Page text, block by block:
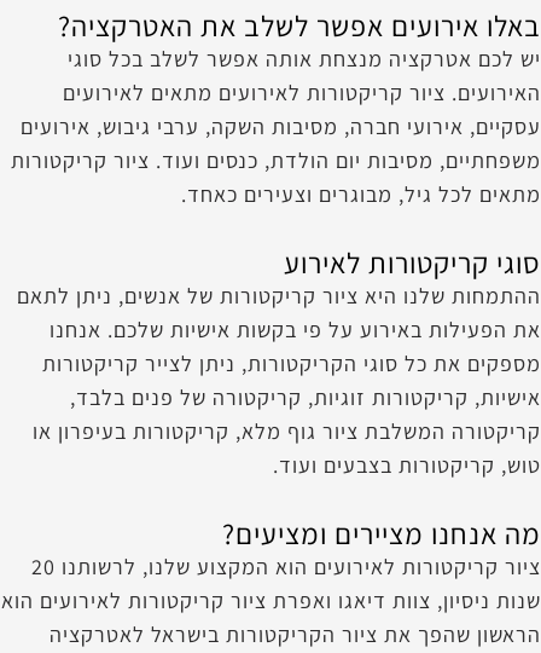
באלו אירועים אפשר לשלב את האטרקציה?
יש לכם אטרקציה מנצחת אותה אפשר לשלב בכל סוגי
האירועים. ציור קריקטורות לאירועים מתאים לאירועים
עסקיים, אירועי חברה, מסיבות השקה, ערבי גיבוש, אירועים
משפחתיים, מסיבות יום הולדת, כנסים ועוד. ציור קריקטורות
מתאים לכל גיל, מבוגרים וצעירים כאחד.
סוגי קריקטורות לאירוע
ההתמחות שלנו היא ציור קריקטורות של אנשים, ניתן לתאם
את הפעילות באירוע על פי בקשות אישיות שלכם. אנחנו
מספקים את כל סוגי הקריקטורות, ניתן לצייר קריקטורות
אישיות, קריקטורות זוגיות, קריקטורה של פנים בלבד,
קריקטורה המשלבת ציור גוף מלא, קריקטורות בעיפרון או
טוש, קריקטורות בצבעים ועוד.
מה אנחנו מציירים ומציעים?
ציור קריקטורות לאירועים הוא המקצוע שלנו, לרשותנו 20
שנות ניסיון, צוות דיאגו ואפרת ציור קריקטורות לאירועים הוא
הראשון שהפך את ציור הקריקטורות בישראל לאטרקציה